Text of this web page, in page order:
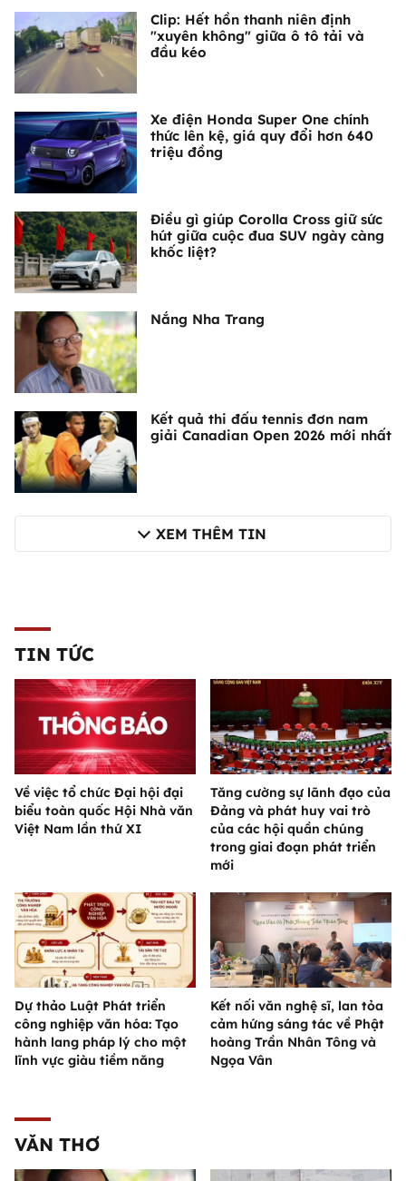
Clip: Hết hồn thanh niên định
"xuyên không" giữa ô tô tải và
đầu kéo
Xe điện Honda Super One chính
thức lên kệ, giá quy đổi hơn 640
triệu đồng
Điều gì giúp Corolla Cross giữ sức
hút giữa cuộc đua SUV ngày càng
khốc liệt?
Nắng Nha Trang
Kết quả thi đấu tennis đơn nam
giải Canadian Open 2026 mới nhất
XEM THÊM TIN
TIN TỨC
Về việc tổ chức Đại hội đại
biểu toàn quốc Hội Nhà văn
Việt Nam lần thứ XI
Tăng cường sự lãnh đạo của
Đảng và phát huy vai trò
của các hội quần chúng
trong giai đoạn phát triển
mới
Dự thảo Luật Phát triển
công nghiệp văn hóa: Tạo
hành lang pháp lý cho một
lĩnh vực giàu tiềm năng
Kết nối văn nghệ sĩ, lan tỏa
cảm hứng sáng tác về Phật
hoàng Trần Nhân Tông và
Ngọa Vân
VĂN THƠ